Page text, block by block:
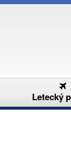
Letecký